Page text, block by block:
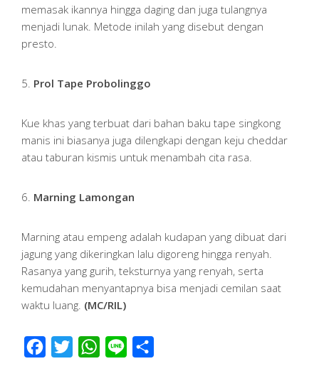
memasak ikannya hingga daging dan juga tulangnya
menjadi lunak. Metode inilah yang disebut dengan
presto.
5. Prol Tape Probolinggo
Kue khas yang terbuat dari bahan baku tape singkong
manis ini biasanya juga dilengkapi dengan keju cheddar
atau taburan kismis untuk menambah cita rasa.
6. Marning Lamongan
Marning atau empeng adalah kudapan yang dibuat dari
jagung yang dikeringkan lalu digoreng hingga renyah.
Rasanya yang gurih, teksturnya yang renyah, serta
kemudahan menyantapnya bisa menjadi cemilan saat
waktu luang. (MC/RIL)
Facebook
Twitter WhatsApp
Line